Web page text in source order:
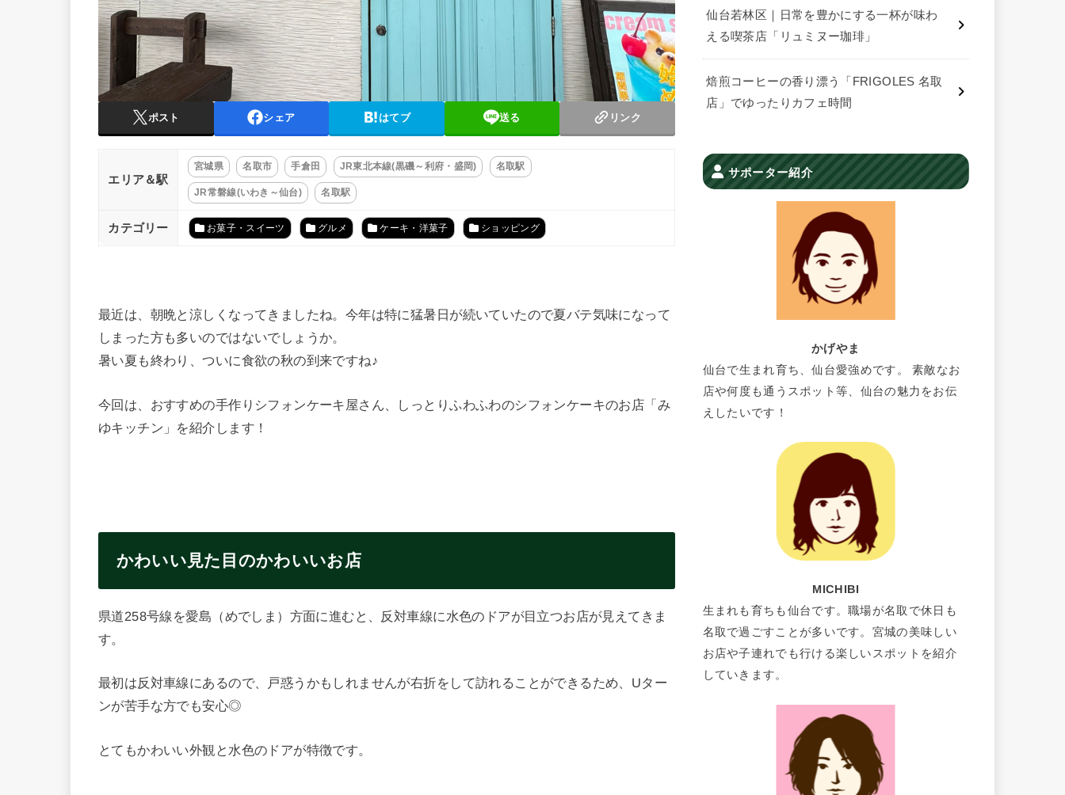
ポスト シェア はてブ 送る リンク
エリア＆駅
宮城県 名取市 手倉田 JR東北本線(黒磯～利府・盛岡) 名取駅
JR常磐線(いわき～仙台) 名取駅
カテゴリー お菓子・スイーツ グルメ ケーキ・洋菓子 ショッピング
最近は、朝晩と涼しくなってきましたね。今年は特に猛暑日が続いていたので夏バテ気味になって
しまった方も多いのではないでしょうか。
暑い夏も終わり、ついに食欲の秋の到来ですね♪
今回は、おすすめの手作りシフォンケーキ屋さん、しっとりふわふわのシフォンケーキのお店「み
ゆキッチン」を紹介します！
かわいい見た目のかわいいお店
県道258号線を愛島（めでしま）方面に進むと、反対車線に水色のドアが目立つお店が見えてきま
す。
最初は反対車線にあるので、戸惑うかもしれませんが右折をして訪れることができるため、Uター
ンが苦手な方でも安心◎
とてもかわいい外観と水色のドアが特徴です。
仙台若林区｜日常を豊かにする一杯が味わ
える喫茶店「リュミヌー珈琲」
焙煎コーヒーの香り漂う「FRIGOLES 名取
店」でゆったりカフェ時間
サポーター紹介
かげやま
仙台で生まれ育ち、仙台愛強めです。 素敵なお
店や何度も通うスポット等、仙台の魅力をお伝
えしたいです！
MICHIBI
生まれも育ちも仙台です。職場が名取で休日も
名取で過ごすことが多いです。宮城の美味しい
お店や子連れでも行ける楽しいスポットを紹介
していきます。